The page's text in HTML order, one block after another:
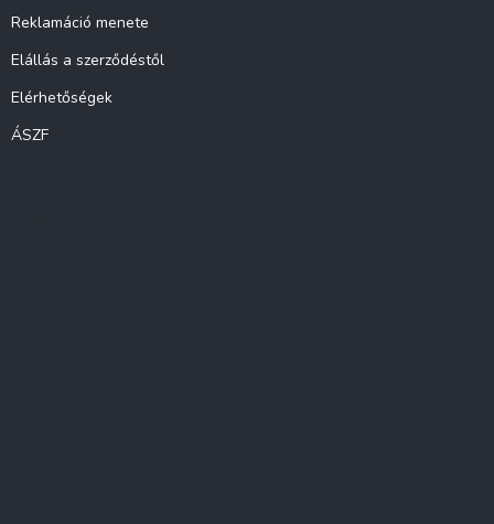
Reklamáció menete
Elállás a szerződéstől
Elérhetőségek
ÁSZF